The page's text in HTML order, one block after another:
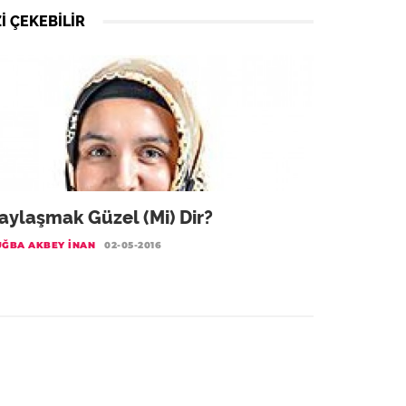
ÇEKEBILIR
Güzel (mi) Dir?
AKBEY İNAN 02-05-2016